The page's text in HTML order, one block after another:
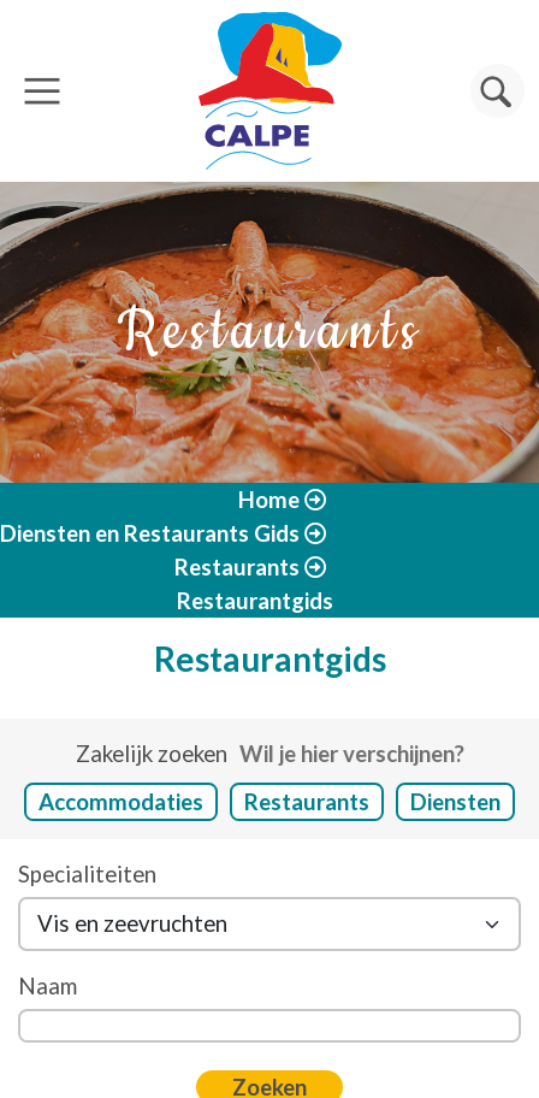
Overslaan en naar de inhoud gaan
Zoeken
Restaurants
Home
Diensten en Restaurants Gids
Restaurants
Restaurantgids
Restaurantgids
Zakelijk zoeken Wil je hier verschijnen?
Accommodaties
Restaurants Diensten
Specialiteiten
Naam